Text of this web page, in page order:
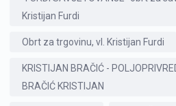
Kristijan Furdi
Obrt za trgovinu, vl. Kristijan Furdi
KRISTIJAN BRAČIĆ -
BRAČIĆ KRISTIJAN